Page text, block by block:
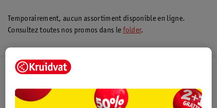
Temporairement, aucun assortiment disponible en ligne.
Consultez toutes nos promos dans le folder.